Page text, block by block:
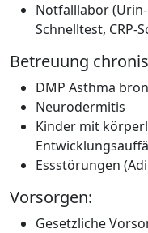
Notfalllabor
Schnelltest, CRP-
Betreuung
DMP Asthma
Neurodermitis
Kinder mit
Essstörungen
Vorsorgen:
Gesetzliche